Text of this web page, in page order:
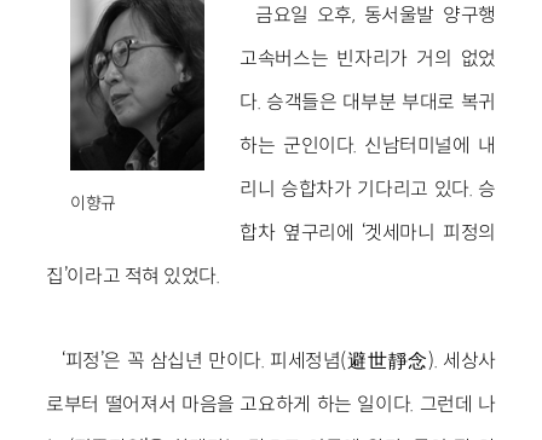
이향규
금요일 오후, 동서울발 양구행
고속버스는 빈자리가 거의 없었
다. 승객들은 대부분 부대로 복귀
하는 군인이다. 신남터미널에 내
리니 승합차가 기다리고 있다. 승
합차 옆구리에 ‘겟세마니 피정의
집’이라고 적혀 있었다.
‘피정’은 꼭 삼십년 만이다. 피세정념(避世靜念). 세상사
로부터 떨어져서 마음을 고요하게 하는 일이다. 그런데 나